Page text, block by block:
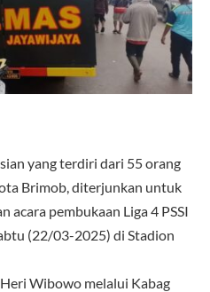
yang terdiri dari 55 orang
Brimob, diterjunkan untuk
acara pembukaan Liga 4 PSSI
(22/03-2025) di Stadion
Wibowo melalui Kabag